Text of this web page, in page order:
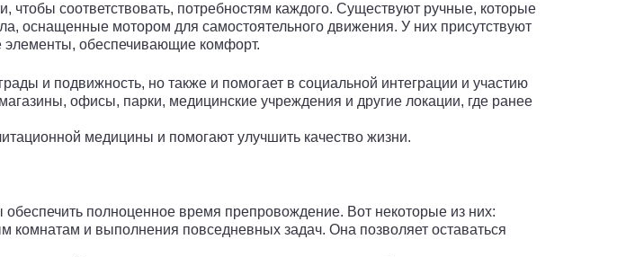
соответствовать, потребностям каждого. Существуют ручные, которые
оснащенные мотором для самостоятельного движения. У них присутствуют
элементы, обеспечивающие комфорт.
и подвижность, но также и помогает в социальной интеграции и участию
офисы, парки, медицинские учреждения и другие локации, где ранее
медицины и помогают улучшить качество жизни.
полноценное время препровождение. Вот некоторые из них:
и выполнения повседневных задач. Она позволяет оставаться